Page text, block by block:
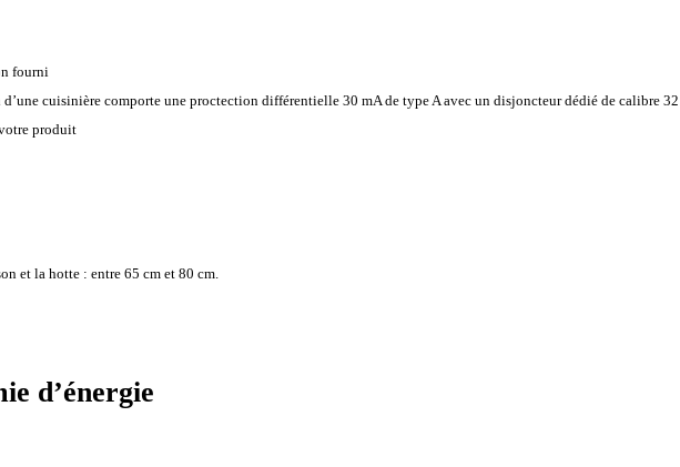
fourni
cuisinière comporte une proctection différentielle 30 mA de type A avec un disjoncteur dédié de calibre 32
produit
et la hotte : entre 65 cm et 80 cm.
d’énergie